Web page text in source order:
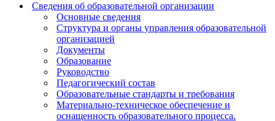
Сведения об образовательной организации
Основные сведения
Структура и органы управления образовательной
организацией
Документы
Образование
Руководство
Педагогический состав
Образовательные стандарты и требования
Материально-техническое обеспечение и
оснащенность образовательного процесса.